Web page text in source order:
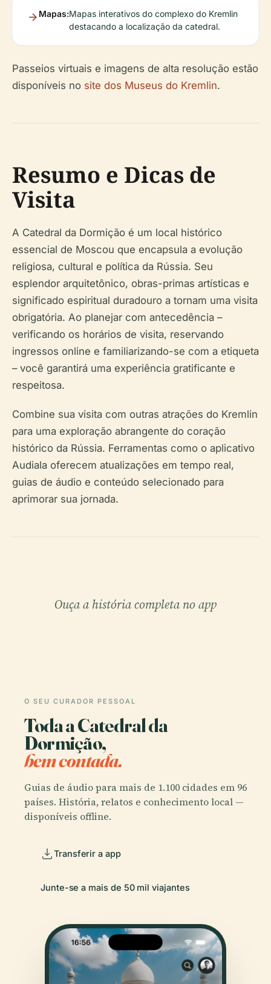
Mapas:Mapas interativos do complexo do Kremlin
destacando a localização da catedral.
Passeios virtuais e imagens de alta resolução estão
disponíveis no site dos Museus do Kremlin.
Resumo e Dicas de
Visita
A Catedral da Dormição é um local histórico
essencial de Moscou que encapsula a evolução
religiosa, cultural e política da Rússia. Seu
esplendor arquitetônico, obras-primas artísticas e
significado espiritual duradouro a tornam uma visita
obrigatória. Ao planejar com antecedência –
verificando os horários de visita, reservando
ingressos online e familiarizando-se com a etiqueta
– você garantirá uma experiência gratificante e
respeitosa.
Combine sua visita com outras atrações do Kremlin
para uma exploração abrangente do coração
histórico da Rússia. Ferramentas como o aplicativo
Audiala oferecem atualizações em tempo real,
guias de áudio e conteúdo selecionado para
aprimorar sua jornada.
Ouça a história completa no app
O SEU CURADOR PESSOAL
Toda a Catedral da
Dormição,
bem contada.
Guias de áudio para mais de 1.100 cidades em 96
países. História, relatos e conhecimento local —
disponíveis offline.
Transferir a app
Junte-se a mais de 50 mil viajantes